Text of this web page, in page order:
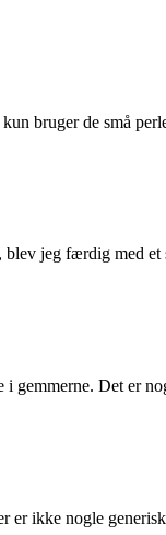
bruger de små
jeg færdig med
Det er
er ikke nogle